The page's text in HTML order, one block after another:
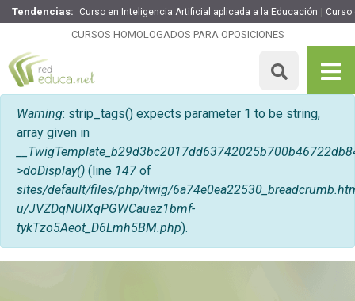
Tendencias: Curso en Inteligencia Artificial aplicada a la Educación Curso
CURSOS HOMOLOGADOS PARA OPOSICIONES
Mensaje de error
Warning: strip_tags() expects parameter 1 to be string,
array given in
>doDisplay() (line 147 of
sites/default/files/php/twig/
u/JVZDqNUIXqPGWCauez1bmf-
tykTzo5Aeot_D6Lmh5BM.php).